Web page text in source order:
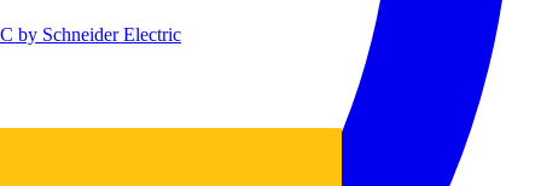
by Schneider Electric